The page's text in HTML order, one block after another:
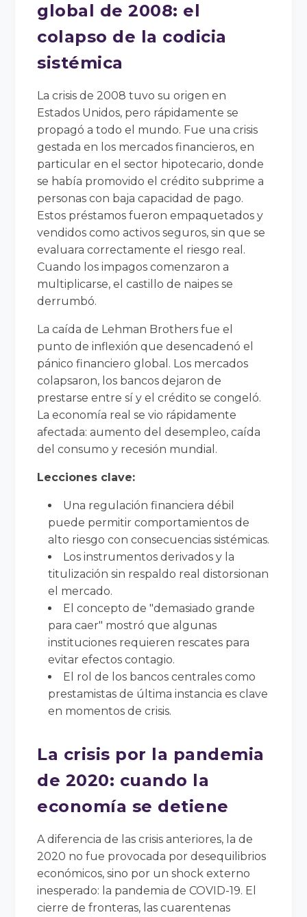
global de 2008: el
colapso de la codicia
sistémica
La crisis de 2008 tuvo su origen en
Estados Unidos, pero rápidamente se
propagó a todo el mundo. Fue una crisis
gestada en los mercados financieros, en
particular en el sector hipotecario, donde
se había promovido el crédito subprime a
personas con baja capacidad de pago.
Estos préstamos fueron empaquetados y
vendidos como activos seguros, sin que se
evaluara correctamente el riesgo real.
Cuando los impagos comenzaron a
multiplicarse, el castillo de naipes se
derrumbó.
La caída de Lehman Brothers fue el
punto de inflexión que desencadenó el
pánico financiero global. Los mercados
colapsaron, los bancos dejaron de
prestarse entre sí y el crédito se congeló.
La economía real se vio rápidamente
afectada: aumento del desempleo, caída
del consumo y recesión mundial.
Lecciones clave:
Una regulación financiera débil
puede permitir comportamientos de
alto riesgo con consecuencias sistémicas.
Los instrumentos derivados y la
titulización sin respaldo real distorsionan
el mercado.
El concepto de "demasiado grande
para caer" mostró que algunas
instituciones requieren rescates para
evitar efectos contagio.
El rol de los bancos centrales como
prestamistas de última instancia es clave
en momentos de crisis.
La crisis por la pandemia
de 2020: cuando la
economía se detiene
A diferencia de las crisis anteriores, la de
2020 no fue provocada por desequilibrios
económicos, sino por un shock externo
inesperado: la pandemia de COVID-19. El
cierre de fronteras, las cuarentenas